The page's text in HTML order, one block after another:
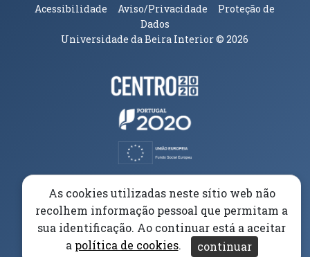
Acessibilidade Aviso/Privacidade
Proteção de
Dados
Universidade da Beira Interior© 2026
Parceiros e Financiadores
(abre em nova janela)
(abre em nova janela)
As cookies utilizadas neste sítio web não
recolhem informação pessoal que permitam a
sua identificação. Ao continuar está a aceitar
a política de cookies. continuar